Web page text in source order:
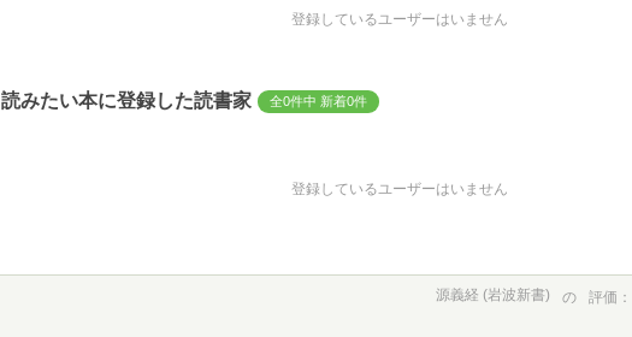
登録しているユーザーはいません
読みたい本に登録した読書家 全0件中 新着0件
登録しているユーザーはいません
源義経 (岩波新書) の 評価